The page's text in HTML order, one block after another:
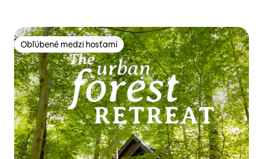
Obľúbené medzi hosťami
Obľúbené medzi hosťami